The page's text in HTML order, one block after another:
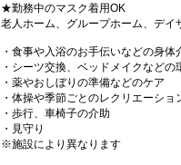
★勤務中のマスク着用OK
老人ホーム、グループホーム、デイ
・食事や入浴のお手伝いなどの身体
・シーツ交換、ベッドメイクなどの
・薬やおしぼりの準備などのケア
・体操や季節ごとのレクリエーショ
・歩行、車椅子の介助
・見守り
※施設により異なります